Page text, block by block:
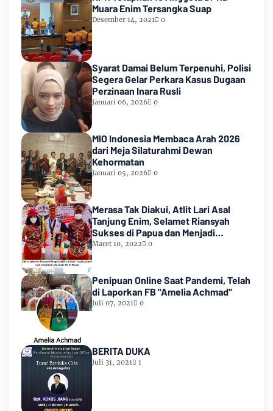
Muara Enim Tersangka Suap
Desember 14, 2021 0
Syarat Damai Belum Terpenuhi, Polisi
Segera Gelar Perkara Kasus Dugaan
Perzinaan Inara Rusli
Januari 06, 2026 0
MIO Indonesia Membaca Arah 2026
dari Meja Silaturahmi Dewan
Kehormatan
Januari 05, 2026 0
Merasa Tak Diakui, Atlit Lari Asal
Tanjung Enim, Selamet Riansyah
Sukses di Papua dan Menjadi
Miliarder
Maret 10, 2022 0
Penipuan Online Saat Pandemi, Telah
di Laporkan FB "Amelia Achmad"
Juli 07, 2021 0
BERITA DUKA
Juli 31, 2021 1